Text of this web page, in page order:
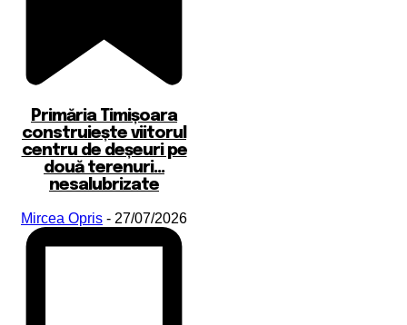
Primăria Timișoara
construiește viitorul
centru de deșeuri pe
două terenuri…
nesalubrizate
Mircea Opris - 27/07/2026